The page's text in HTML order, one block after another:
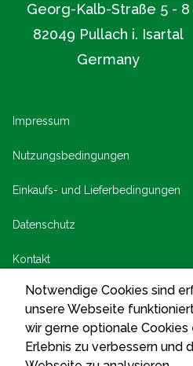
Notwendige Cookies sind
unsere Webseite
wir gerne optionale Cookies
Erlebnis zu verbessern und
Georg-Kalb-Straße 5 - 8
82049 Pullach i. Isartal
Germany